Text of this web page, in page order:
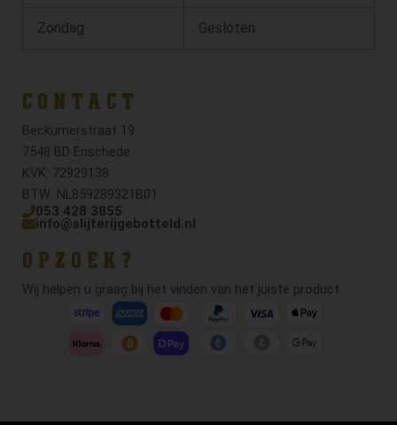
Zondag Gesloten
CONTACT
Beckumerstraat 19
7548 BD Enschede
KVK: 72929138
BTW: NL859289321B01
053 428 3855
info@slijterijgebotteld.nl
OPZOEK?
Wij helpen u graag bij het vinden van het juiste product.